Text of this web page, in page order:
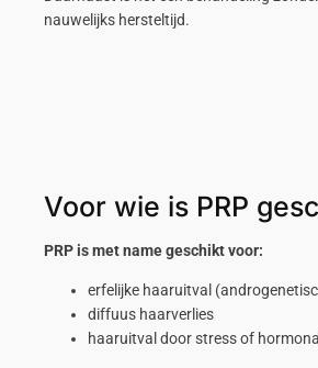
nauwelijks hersteltijd.
Voor wie is PRP
PRP is met name geschikt voor:
erfelijke haaruitval
diffuus haarverlies
haaruitval door stress of